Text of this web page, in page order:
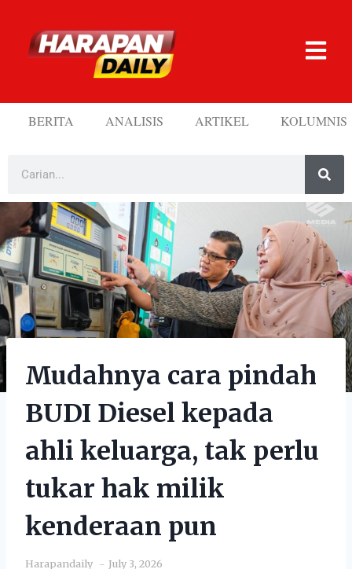
BERITA ANALISIS ARTIKEL KOLUMNIS
Mudahnya cara pindah
BUDI Diesel kepada
ahli keluarga, tak perlu
tukar hak milik
kenderaan pun
Harapandaily July 3, 2026